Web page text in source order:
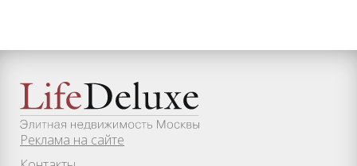
Реклама на сайте